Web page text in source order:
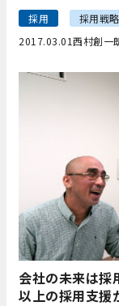
採用
採用戦
2017.03.01西村創一
会社の未来は採
以上の採用支援